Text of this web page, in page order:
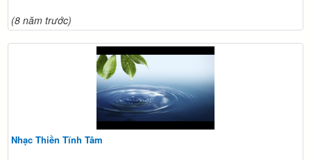
(8 năm trước)
Nhạc Thiền Tĩnh Tâm